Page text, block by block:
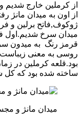
از کرملین خارج
از اون به میدان مانژ
ژوکوف,فاتح برلین و
میدان سرخ شدیم.اول
قرمز رنگ به میدون
روسی به معنی زیباست.
بود.قلعه کرملین در
ساخته شده بود که کل
میدان مانژ و